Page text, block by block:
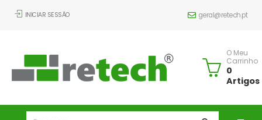
INICIAR SESSÃO geral@retech.pt
O Meu
Carrinho
0
Artigos